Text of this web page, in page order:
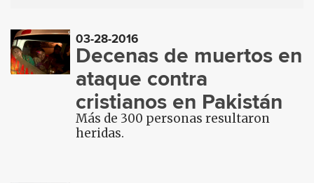
03-28-2016
Decenas de muertos en
ataque contra
cristianos en Pakistán
Más de 300 personas resultaron
heridas.